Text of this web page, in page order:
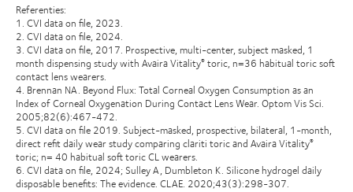
Referenties:
1. CVI data on file, 2023.
2. CVI data on file, 2024.
3. CVI data on file, 2017. Prospective, multi-center, subject masked, 1
month dispensing study with Avaira Vitality® toric, n=36 habitual toric soft
contact lens wearers.
4. Brennan NA. Beyond Flux: Total Corneal Oxygen Consumption as an
Index of Corneal Oxygenation During Contact Lens Wear. Optom Vis Sci.
2005;82(6):467-472.
5. CVI data on file 2019. Subject-masked, prospective, bilateral, 1-month,
direct refit daily wear study comparing clariti toric and Avaira Vitality®
toric; n= 40 habitual soft toric CL wearers.
6. CVI data on file, 2024; Sulley A, Dumbleton K. Silicone hydrogel daily
disposable benefits: The evidence. CLAE. 2020;43(3):298-307.